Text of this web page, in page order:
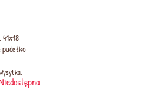
41x18
pudełko